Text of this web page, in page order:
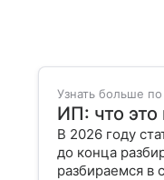
Узнать больше
ИП: что это
В 2026 году
до конца
разбираемся в